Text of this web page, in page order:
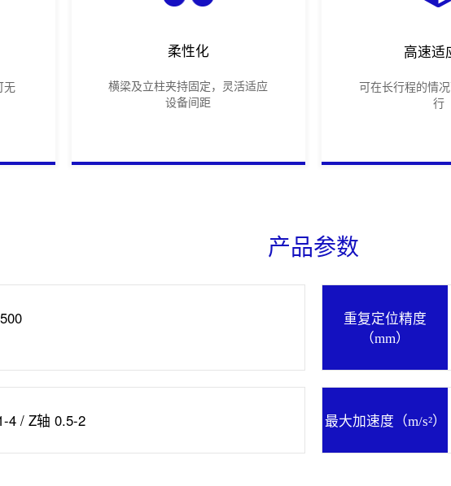
无
柔性化
横梁及立柱夹持固定，灵活适应
设备间距
高速适
可在长行程的情
行
产品参数
重复定位精度
（mm）
4 / Z轴 0.5-2 最大加速度（m/s²）